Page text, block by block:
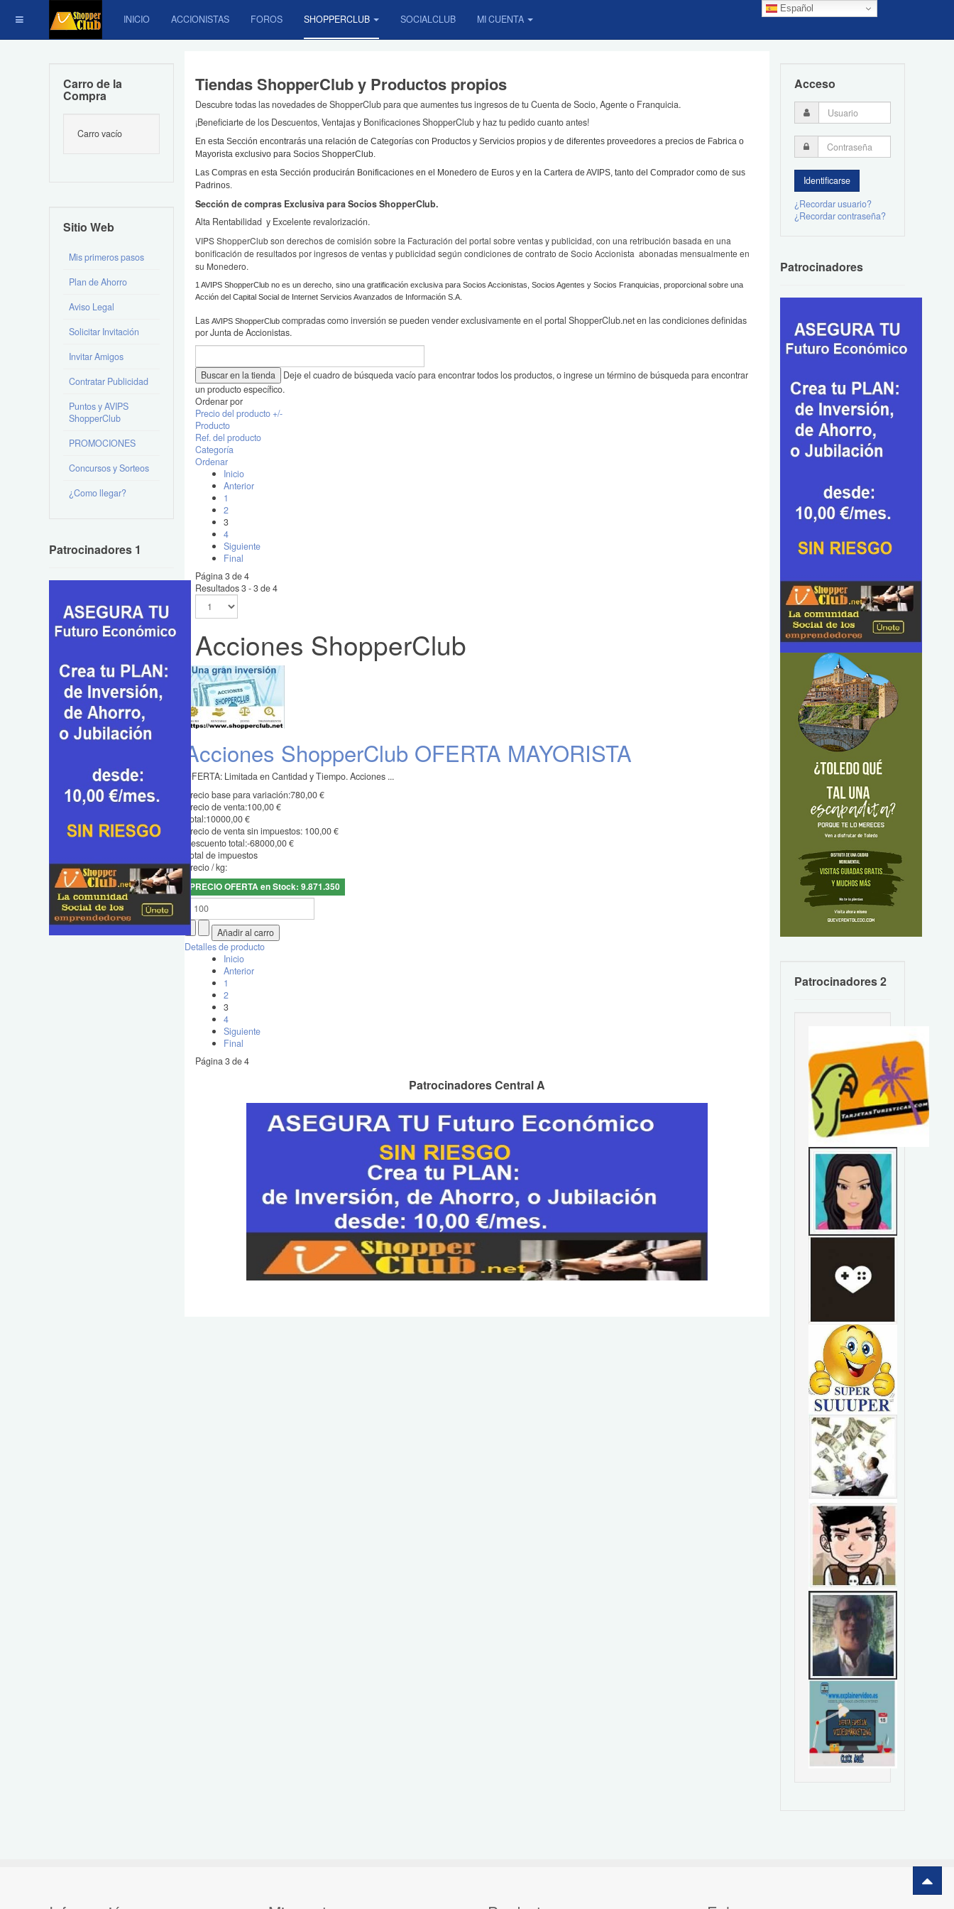
Español
INICIO ACCIONISTAS FOROS SHOPPERCLUB SOCIALCLUB MI CUENTA
Tiendas ShopperClub y Productos propios
Descubre todas las novedades de ShopperClub para que aumentes tus ingresos de tu Cuenta de Socio, Agente o Franquicia.
¡Beneficiarte de los Descuentos, Ventajas y Bonificaciones ShopperClub y haz tu pedido cuanto antes!
En esta Sección encontrarás una relación de Categorías con Productos y Servicios propios y de diferentes proveedores a precios de Fabrica o
Mayorista exclusivo para Socios ShopperClub.
Las Compras en esta Sección producirán Bonificaciones en el Monedero de Euros y en la Cartera de AVIPS, tanto del Comprador como de sus
Padrinos.
Sección de compras Exclusiva para Socios ShopperClub.
Alta Rentabilidad y Excelente revalorización.
VIPS ShopperClub son derechos de comisión sobre la Facturación del portal sobre ventas y publicidad, con una retribución basada en una
bonificación de resultados por ingresos de ventas y publicidad según condiciones de contrato de Socio Accionista abonadas mensualmente en
su Monedero.
1 AVIPS ShopperClub no es un derecho, sino una gratificación exclusiva para Socios Accionistas, Socios Agentes y Socios Franquicias, proporcional sobre una
Acción del Capital Social de Internet Servicios Avanzados de Información S.A.
Las AVIPS ShopperClubcompradas como inversión se pueden vender exclusivamente en el portal ShopperClub.net en las condiciones definidas
por Junta de Accionistas.
Deje el cuadro de búsqueda vacío para encontrar todos los productos, o ingrese un término de búsqueda para encontrar
un producto específico.
Ordenar por
Precio del producto +/-
Producto
Ref. del producto
Categoría
Ordenar
Inicio
Anterior
1
2
3
4
Siguiente
Final
Página 3 de 4
Resultados 3 - 3 de 4
Acciones ShopperClub
Acciones ShopperClub OFERTA MAYORISTA
OFERTA: Limitada en Cantidad y Tiempo. Acciones ...
Precio base para variación:780,00 €
Precio de venta:100,00 €
Total:10000,00 €
Precio de venta sin impuestos: 100,00 €
Descuento total:-68000,00 €
Total de impuestos
Precio / kg:
PRECIO OFERTA en Stock: 9.871.350
Detalles de producto
Inicio
Anterior
1
2
3
4
Siguiente
Final
Página 3 de 4
Patrocinadores Central A
Carro de la
Compra
Carro vacío
Sitio Web
Mis primeros pasos
Plan de Ahorro
Aviso Legal
Solicitar Invitación
Invitar Amigos
Contratar Publicidad
Puntos y AVIPS
ShopperClub
PROMOCIONES
Concursos y Sorteos
¿Como llegar?
Patrocinadores 1
Acceso
¿Recordar usuario?
¿Recordar contraseña?
Patrocinadores
Patrocinadores 2